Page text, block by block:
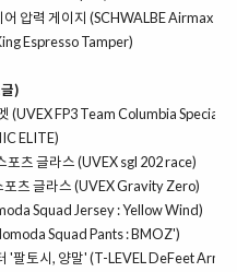
압력 게이지 (SCHWALBE Airmax
Espresso Tamper)
)
(UVEX FP3 Team Columbia Special
ELITE)
포츠 글라스 (UVEX sgl 202 race)
포츠 글라스 (UVEX Gravity Zero)
Squad Jersey : Yellow Wind)
Squad Pants : BMOZ')
'팔토시, 양말' (T-LEVEL DeFeet